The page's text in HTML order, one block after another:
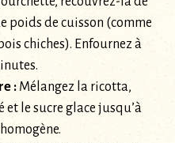
poids de cuisson (comme
chiches). Enfournez à
:Mélangez la ricotta,
et le sucre glace jusqu’à